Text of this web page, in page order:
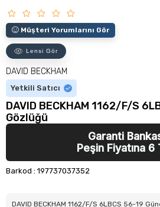
Müşteri Yorumlarını Gör
Lensi Gör
DAVID BECKHAM
Yetkili Satıcı
DAVID BECKHAM 1162/F/S
Gözlüğü
Garanti
Peşin Fiyatına 6
Barkod : 197737037352
DAVID BECKHAM 1162/F/S 6LBCS 56-19